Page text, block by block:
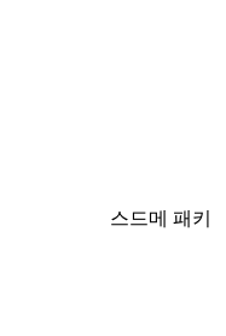
스드메 패키